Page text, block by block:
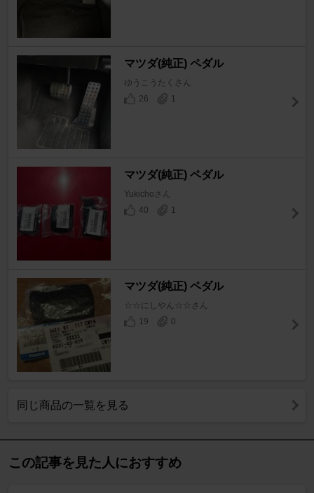
マツダ(純正) ペダル
ゆうこうたくさん
26
1
マツダ(純正) ペダル
Yukichoさん
40
1
マツダ(純正) ペダル
☆☆にしやん☆☆さん
19
0
同じ商品の一覧を見る
この記事を見た人におすすめ